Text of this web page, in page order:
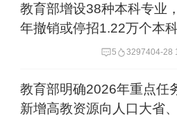
教辅、利用购买校服
《通知》要求，各地
分工，健全联动机制
教育部增设38种本科专业
年撤销或停招1.22万个本
5 3297404-28
教育部明确2026年重点任
新增高教资源向人口大省